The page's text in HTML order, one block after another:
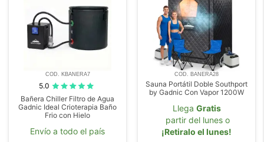
COD. KBANERA7
5.0
Bañera Chiller Filtro de Agua
Gadnic Ideal Crioterapia Baño
Frio con Hielo
Envío a todo el país
COD. BANERA28
Sauna Portátil Doble Southport
by Gadnic Con Vapor 1200W
Llega Gratis
partir del lunes o
¡Retiralo el lunes!